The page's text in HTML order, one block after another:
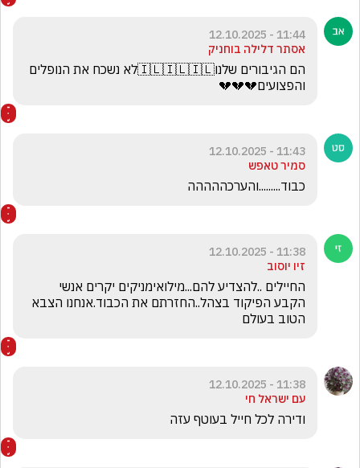
11:44 - 12.10.2025
אסתר דלילה בוחניק
והפצועים💔💔💔
11:43 - 12.10.2025
סמיר טאפש
כבוד.........והערכההההה
11:38 - 12.10.2025
זיו יוסוב
הטוב בעולם
11:38 - 12.10.2025
עם ישראל חי
ודירה לכל חייל בעוטף עזה